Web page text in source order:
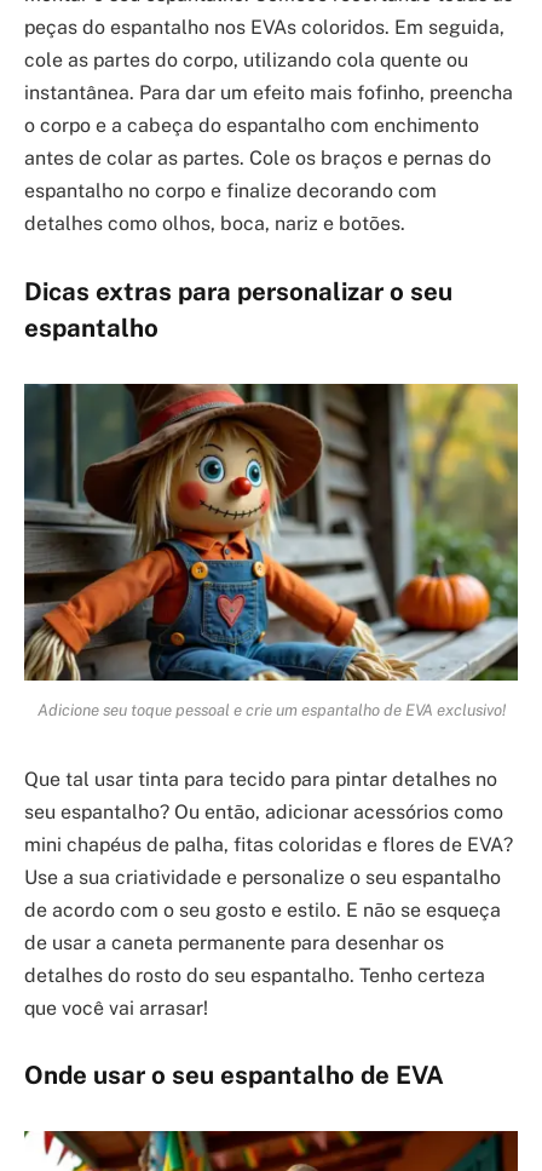
peças do espantalho nos EVAs coloridos. Em seguida,
cole as partes do corpo, utilizando cola quente ou
instantânea. Para dar um efeito mais fofinho, preencha
o corpo e a cabeça do espantalho com enchimento
antes de colar as partes. Cole os braços e pernas do
espantalho no corpo e finalize decorando com
detalhes como olhos, boca, nariz e botões.
Dicas extras para personalizar o seu
espantalho
Adicione seu toque pessoal e crie um espantalho de EVA exclusivo!
Que tal usar tinta para tecido para pintar detalhes no
seu espantalho? Ou então, adicionar acessórios como
mini chapéus de palha, fitas coloridas e flores de EVA?
Use a sua criatividade e personalize o seu espantalho
de acordo com o seu gosto e estilo. E não se esqueça
de usar a caneta permanente para desenhar os
detalhes do rosto do seu espantalho. Tenho certeza
que você vai arrasar!
Onde usar o seu espantalho de EVA